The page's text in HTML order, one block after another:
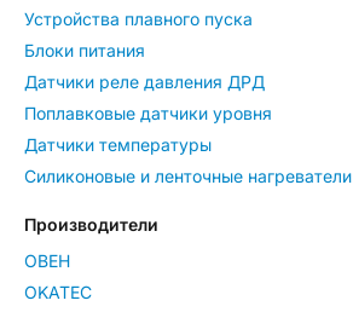
Устройства плавного пуска
Блоки питания
Датчики реле давления ДРД
Поплавковые датчики уровня
Датчики температуры
Силиконовые и ленточные нагреватели
Производители
ОВЕН
OKATEC